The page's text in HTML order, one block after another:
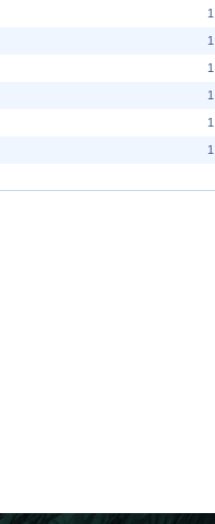
1
1
1
1
1
1